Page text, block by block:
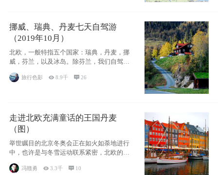
挪威、瑞典、丹麦七天自驾游
（2019年10月）
北欧，一般特指五个国家：瑞典，丹麦，挪
威，芬兰，以及冰岛。除芬兰，我们自驾游
旅行色影 8.9千 26
走进北欧充满童话的王国丹麦
（图）
举世瞩目的北京冬奥会正在如火如荼地进行
中，也许是与冬雪运动联系紧密，北欧的一
些国家因
冯赣勇 3.3千  10